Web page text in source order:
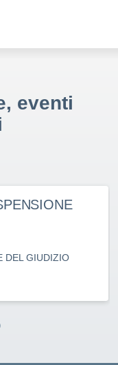
eventi
DEL GIUDIZIO